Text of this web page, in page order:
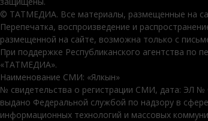
© ТАТМЕДИА. Все материалы, размещенные на
Перепечатка, воспроизведение и
размещенной на сайте, возможна только с
При поддержке Республиканского агентства по
«ТАТМЕДИА».
Наименование СМИ: «Ялкын»
№ свидетельства о регистрации СМИ, дата: ЭЛ №
выдано Федеральной службой по надзору в
информационных технологий и массовых